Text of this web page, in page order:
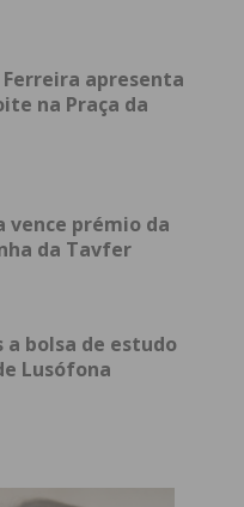
Ferreira apresenta
na Praça da
vence prémio da
da Tavfer
bolsa de estudo
Lusófona